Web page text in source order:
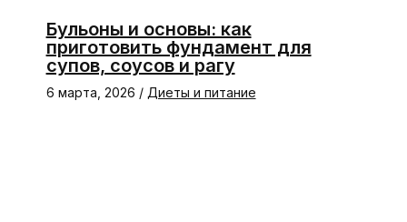
Бульоны и основы: как
приготовить фундамент для
супов, соусов и рагу
6 марта, 2026 / Диеты и питание